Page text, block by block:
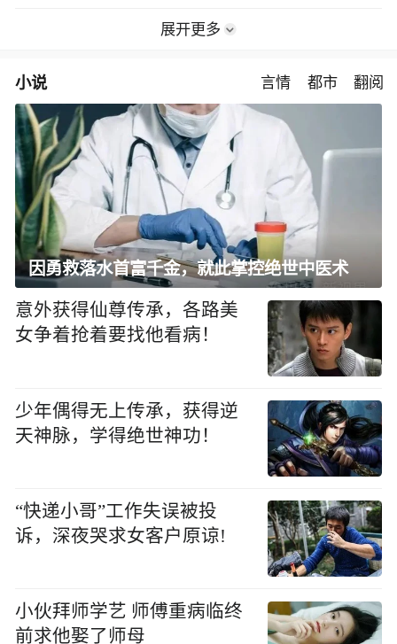
展开更多
小说 言情 都市 翻阅
因勇救落水首富千金，就此掌控绝世中医术
意外获得仙尊传承，各路美
女争着抢着要找他看病！
少年偶得无上传承，获得逆
天神脉，学得绝世神功！
“快递小哥”工作失误被投
诉，深夜哭求女客户原谅!
小伙拜师学艺 师傅重病临终
前求他娶了师母